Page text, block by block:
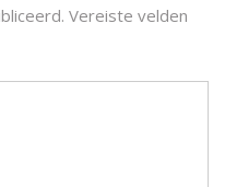
Vereiste velden